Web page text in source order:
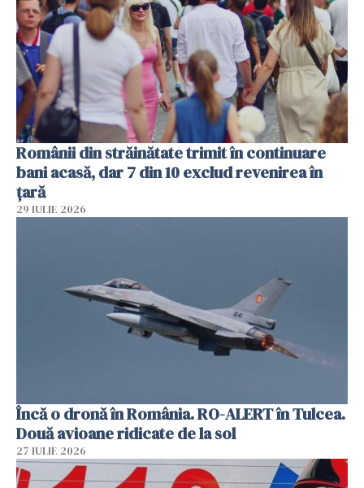
Românii din străinătate trimit în continuare
bani acasă, dar 7 din 10 exclud revenirea în
țară
29 IULIE 2026
Încă o dronă în România. RO-ALERT în Tulcea.
Două avioane ridicate de la sol
27 IULIE 2026